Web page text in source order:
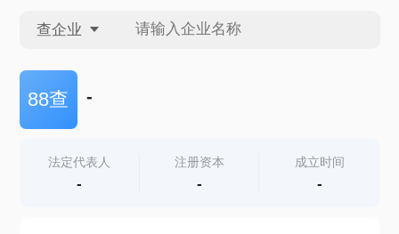
查企业
查企业
查产地
88查 -
法定代表人
-
注册资本
-
成立时间
-